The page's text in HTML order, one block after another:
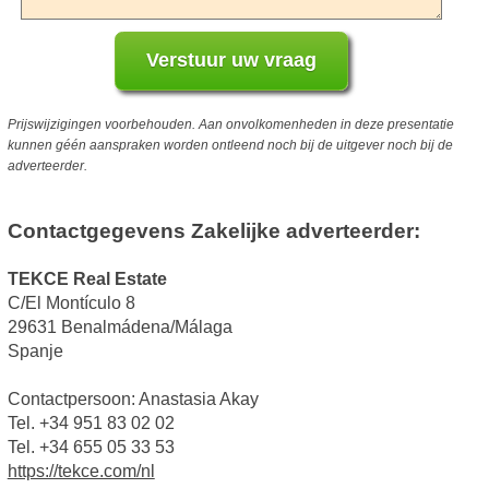
Prijswijzigingen voorbehouden. Aan onvolkomenheden in deze presentatie
kunnen géén aanspraken worden ontleend noch bij de uitgever noch bij de
adverteerder.
Contactgegevens Zakelijke adverteerder:
TEKCE Real Estate
C/El Montículo 8
29631 Benalmádena/Málaga
Spanje
Contactpersoon: Anastasia Akay
Tel. +34 951 83 02 02
Tel. +34 655 05 33 53
https://tekce.com/nl